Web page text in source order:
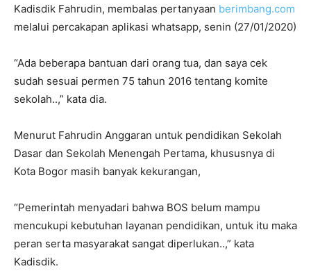
Kadisdik Fahrudin, membalas pertanyaan berimbang.com
melalui percakapan aplikasi whatsapp, senin (27/01/2020)
“Ada beberapa bantuan dari orang tua, dan saya cek
sudah sesuai permen 75 tahun 2016 tentang komite
sekolah..,” kata dia.
Menurut Fahrudin Anggaran untuk pendidikan Sekolah
Dasar dan Sekolah Menengah Pertama, khususnya di
Kota Bogor masih banyak kekurangan,
“Pemerintah menyadari bahwa BOS belum mampu
mencukupi kebutuhan layanan pendidikan, untuk itu maka
peran serta masyarakat sangat diperlukan..,” kata
Kadisdik.